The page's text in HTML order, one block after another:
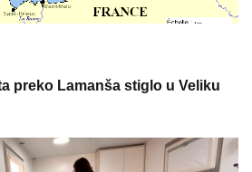
preko Lamanša stiglo u Veliku